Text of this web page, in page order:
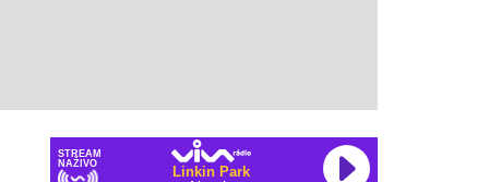
STREAM
NAŽIVO
Linkin Park